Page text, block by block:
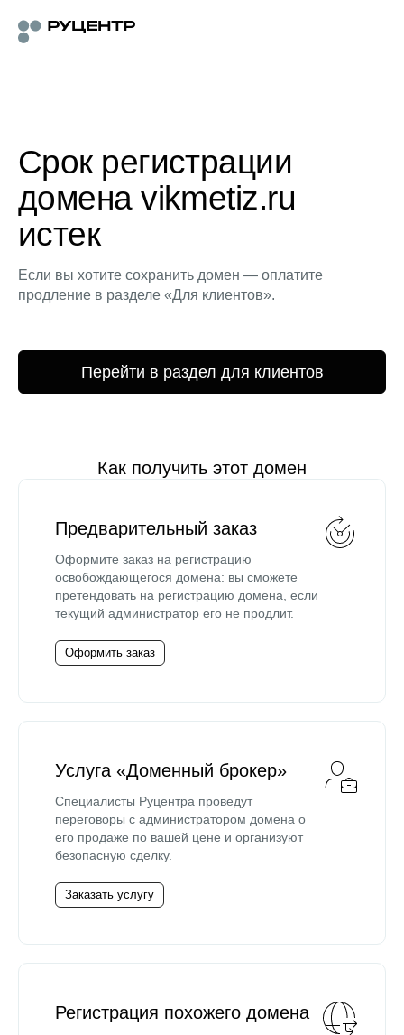
Срок регистрации
домена vikmetiz.ru
истек
Если вы хотите сохранить домен — оплатите
продление в разделе «Для клиентов».
Перейти в раздел для клиентов
Как получить этот домен
Предварительный заказ
Оформите заказ на регистрацию
освобождающегося домена: вы сможете
претендовать на регистрацию домена, если
текущий администратор его не продлит.
Оформить заказ
Услуга «Доменный брокер»
Специалисты Руцентра проведут
переговоры с администратором домена о
его продаже по вашей цене и организуют
безопасную сделку.
Заказать услугу
Регистрация похожего домена